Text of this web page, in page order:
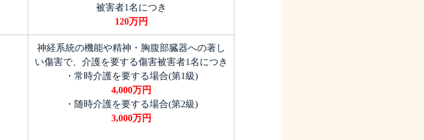
被害者1名につき
120万円
神経系統の機能や精神・胸腹部臓器への著し
い傷害で、介護を要する傷害被害者1名につき
・常時介護を要する場合(第1級)
4,000万円
・随時介護を要する場合(第2級)
3,000万円